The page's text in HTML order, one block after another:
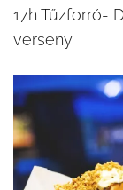
17h Tűzforró-
verseny